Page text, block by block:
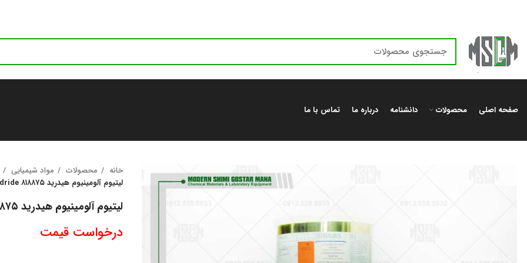
صفحه اصلی محصولات دانشنامه درباره ما تماس با ما
خانه محصولات
مواد شیمیایی
لیتیوم آلومینیوم هیدرید ۸۱۸۸۷۵ Lithium aluminum hydride
لیتیوم آلومینیوم هیدرید ۸۱۸۸۷۵ Lithium aluminum hydride
درخواست قیمت